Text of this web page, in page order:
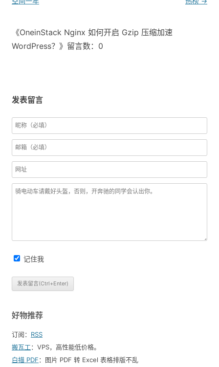
《OneinStack Nginx 如何开启 Gzip 压缩加速
WordPress？》留言数：0
发表留言
记住我
好物推荐
订阅： RSS
搬瓦工：VPS，高性能低价格。️
白描 PDF：图片 PDF 转 Excel 表格排版不乱